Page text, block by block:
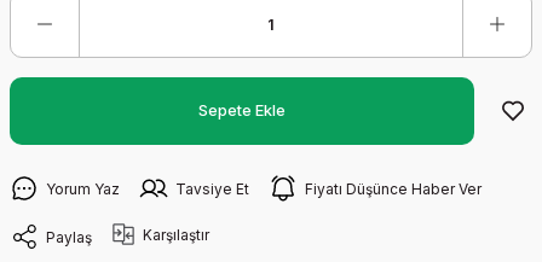
Sepete Ekle
Yorum Yaz Tavsiye Et Fiyatı Düşünce Haber Ver
Paylaş Karşılaştır